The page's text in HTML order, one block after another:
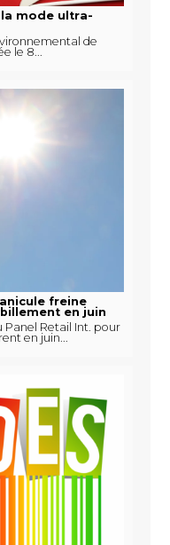
mode ultra-
de
le 8...
freine
en juin
Panel Retail Int. pour
en juin...